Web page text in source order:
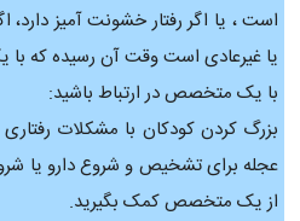
است ، یا اگر رفتار خشونت آمیز دارد،
یا غیرعادی است وقت آن رسیده که
با یک متخصص در ارتباط باشید:
بزرگ کردن کودکان با مشکلات
عجله برای تشخیص و شروع دارو یا
از یک متخصص کمک بگیرید.